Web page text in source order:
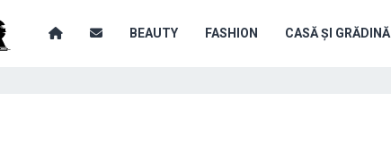
BEAUTY FASHION CASĂ ȘI GRĂDINĂ